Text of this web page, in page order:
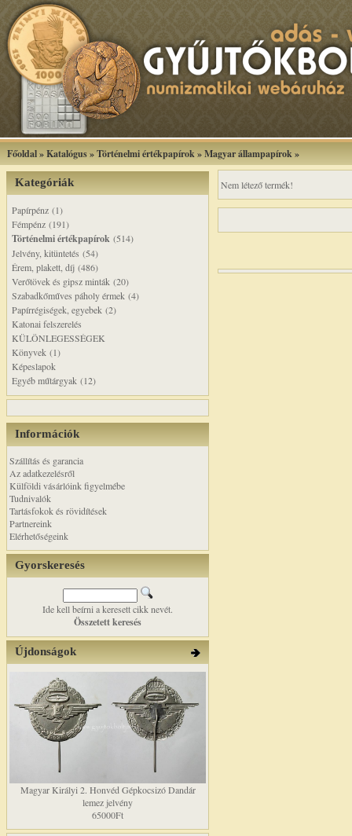
Főoldal»Katalógus»Történelmi értékpapírok»Magyar állampapírok»
Kategóriák
Papírpénz (1)
Fémpénz (191)
Történelmi értékpapírok (514)
Jelvény, kitüntetés (54)
Érem, plakett, díj (486)
Verőtövek és gipsz minták (20)
Szabadkőműves páholy érmek (4)
Papírrégiségek, egyebek (2)
Katonai felszerelés
KÜLÖNLEGESSÉGEK
Könyvek (1)
Képeslapok
Egyéb műtárgyak (12)
Információk
Szállítás és garancia
Az adatkezelésről
Külföldi vásárlóink figyelmébe
Tudnivalók
Tartásfokok és rövidítések
Partnereink
Elérhetőségeink
Gyorskeresés
Ide kell beírni a keresett cikk nevét.
Összetett keresés
Újdonságok
Magyar Királyi 2. Honvéd Gépkocsizó Dandár
lemez jelvény
65000Ft
Nem létező termék!